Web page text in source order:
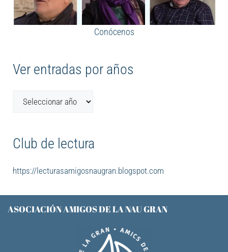
Conócenos
Ver entradas por años
Club de lectura
https://lecturasamigosnaugran.blogspot.com
ASOCIACIÓN AMIGOS DE LA NAU GRAN